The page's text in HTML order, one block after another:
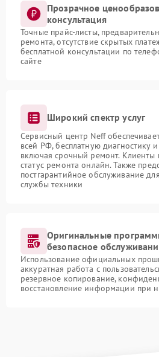
Прозрачное
консультация
Точные прайс-листы,
ремонта, отсутствие скрытых
бесплатной консультации по
сайте
Широкий спектр услуг
Сервисный центр Neff
всей РФ, бесплатную диагностику
включая срочный ремонт. Клиенты
статус ремонта онлайн. Также
постгарантийное обслуживание
службы техники
Оригинальные
безопасное
Использование официальных
аккуратная работа с
резервное копирование,
восстановление информации при